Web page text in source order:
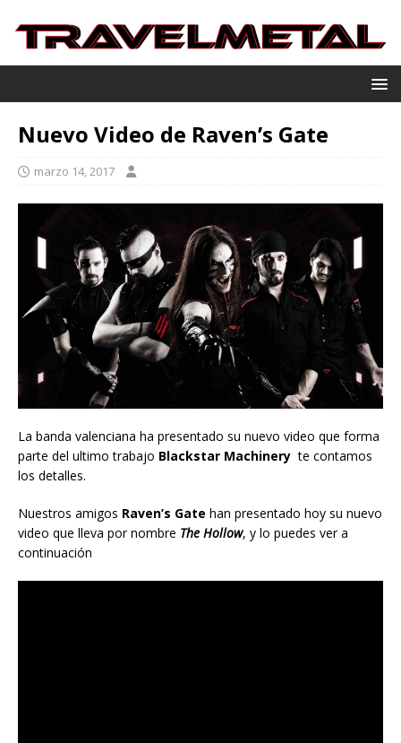
Nuevo Video de Raven’s Gate
marzo 14, 2017
La banda valenciana ha presentado su nuevo video que forma
parte del ultimo trabajo Blackstar Machinery te contamos
los detalles.
Nuestros amigos Raven’s Gate han presentado hoy su nuevo
video que lleva por nombre The Hollow, y lo puedes ver a
continuación